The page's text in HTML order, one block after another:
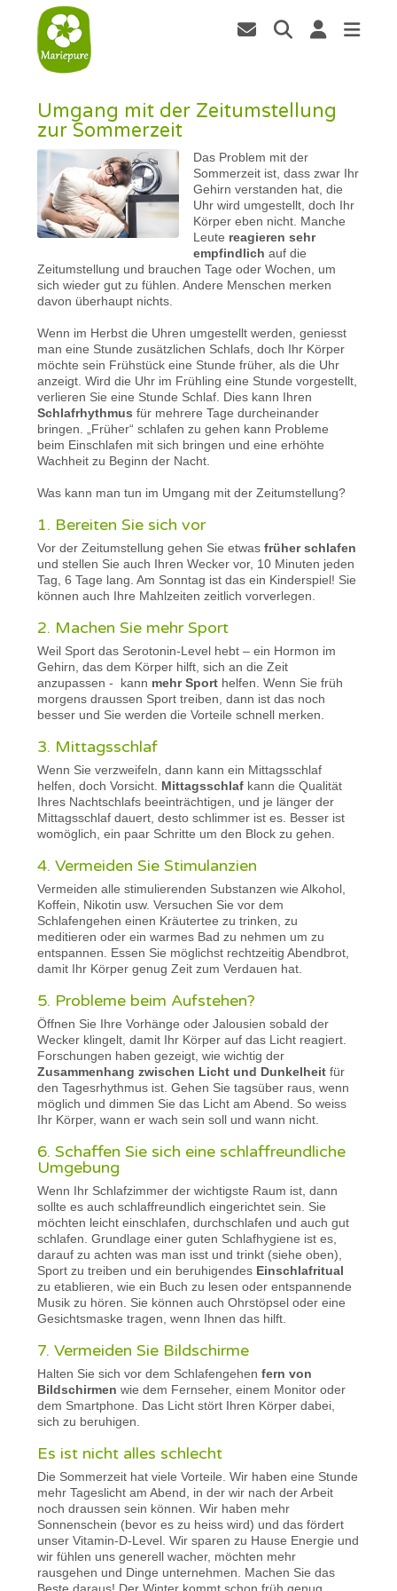
Umgang mit der Zeitumstellung
zur Sommerzeit
Das Problem mit der
Sommerzeit ist, dass zwar Ihr
Gehirn verstanden hat, die
Uhr wird umgestellt, doch Ihr
Körper eben nicht. Manche
Leute reagieren sehr
empfindlich auf die
Zeitumstellung und brauchen Tage oder Wochen, um
sich wieder gut zu fühlen. Andere Menschen merken
davon überhaupt nichts.
Wenn im Herbst die Uhren umgestellt werden, geniesst
man eine Stunde zusätzlichen Schlafs, doch Ihr Körper
möchte sein Frühstück eine Stunde früher, als die Uhr
anzeigt. Wird die Uhr im Frühling eine Stunde vorgestellt,
verlieren Sie eine Stunde Schlaf. Dies kann Ihren
Schlafrhythmus für mehrere Tage durcheinander
bringen. „Früher“ schlafen zu gehen kann Probleme
beim Einschlafen mit sich bringen und eine erhöhte
Wachheit zu Beginn der Nacht.
Was kann man tun im Umgang mit der Zeitumstellung?
1. Bereiten Sie sich vor
Vor der Zeitumstellung gehen Sie etwasfrüher schlafen
und stellen Sie auch Ihren Wecker vor, 10 Minuten jeden
Tag, 6 Tage lang. Am Sonntag ist das ein Kinderspiel! Sie
können auch Ihre Mahlzeiten zeitlich vorverlegen.
2. Machen Sie mehr Sport
Weil Sport das Serotonin-Level hebt – ein Hormon im
Gehirn, das dem Körper hilft, sich an die Zeit
anzupassen - kann mehr Sport helfen. Wenn Sie früh
morgens draussen Sport treiben, dann ist das noch
besser und Sie werden die Vorteile schnell merken.
3. Mittagsschlaf
Wenn Sie verzweifeln, dann kann ein Mittagsschlaf
helfen, doch Vorsicht. Mittagsschlaf kann die Qualität
Ihres Nachtschlafs beeinträchtigen, und je länger der
Mittagsschlaf dauert, desto schlimmer ist es. Besser ist
womöglich, ein paar Schritte um den Block zu gehen.
4. Vermeiden Sie Stimulanzien
Vermeiden alle stimulierenden Substanzen wie Alkohol,
Koffein, Nikotin usw. Versuchen Sie vor dem
Schlafengehen einen Kräutertee zu trinken, zu
meditieren oder ein warmes Bad zu nehmen um zu
entspannen. Essen Sie möglichst rechtzeitig Abendbrot,
damit Ihr Körper genug Zeit zum Verdauen hat.
5. Probleme beim Aufstehen?
Öffnen Sie Ihre Vorhänge oder Jalousien sobald der
Wecker klingelt, damit Ihr Körper auf das Licht reagiert.
Forschungen haben gezeigt, wie wichtig der
Zusammenhang zwischen Licht und Dunkelheit für
den Tagesrhythmus ist. Gehen Sie tagsüber raus, wenn
möglich und dimmen Sie das Licht am Abend. So weiss
Ihr Körper, wann er wach sein soll und wann nicht.
6. Schaffen Sie sich eine schlaffreundliche
Umgebung
Wenn Ihr Schlafzimmer der wichtigste Raum ist, dann
sollte es auch schlaffreundlich eingerichtet sein. Sie
möchten leicht einschlafen, durchschlafen und auch gut
schlafen. Grundlage einer guten Schlafhygiene ist es,
darauf zu achten was man isst und trinkt (siehe oben),
Sport zu treiben und ein beruhigendes Einschlafritual
zu etablieren, wie ein Buch zu lesen oder entspannende
Musik zu hören. Sie können auch Ohrstöpsel oder eine
Gesichtsmaske tragen, wenn Ihnen das hilft.
7. Vermeiden Sie Bildschirme
Halten Sie sich vor dem Schlafengehen fern von
Bildschirmen wie dem Fernseher, einem Monitor oder
dem Smartphone. Das Licht stört Ihren Körper dabei,
sich zu beruhigen.
Es ist nicht alles schlecht
Die Sommerzeit hat viele Vorteile. Wir haben eine Stunde
mehr Tageslicht am Abend, in der wir nach der Arbeit
noch draussen sein können. Wir haben mehr
Sonnenschein (bevor es zu heiss wird) und das fördert
unser Vitamin-D-Level. Wir sparen zu Hause Energie und
wir fühlen uns generell wacher, möchten mehr
rausgehen und Dinge unternehmen. Machen Sie das
Beste daraus! Der Winter kommt schon früh genug